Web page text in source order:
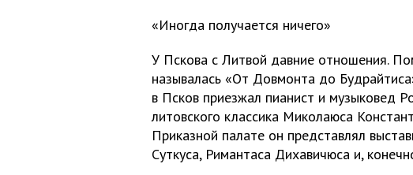
«Иногда получается ничего»
У Пскова с Литвой давние отношения.
называлась «От Довмонта до
в Псков приезжал пианист и музыковед
литовского классика Миколаюса
Приказной палате он представлял
Суткуса, Римантаса Дихавичюса и,